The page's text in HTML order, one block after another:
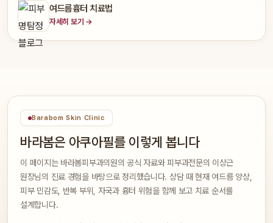
여드름흉터 치료법
자세히 보기 →
Barabom Skin Clinic
바라봄은 아쿠아필를 이렇게 봅니다
이 페이지는 바라봄피부과의원의 공식 자료와 피부과전문의 이상근
원장님의 진료 경험을 바탕으로 정리했습니다. 상담 때 현재 여드름 양상,
피부 민감도, 반복 부위, 자국과 흉터 위험을 함께 보고 치료 순서를
설계합니다.